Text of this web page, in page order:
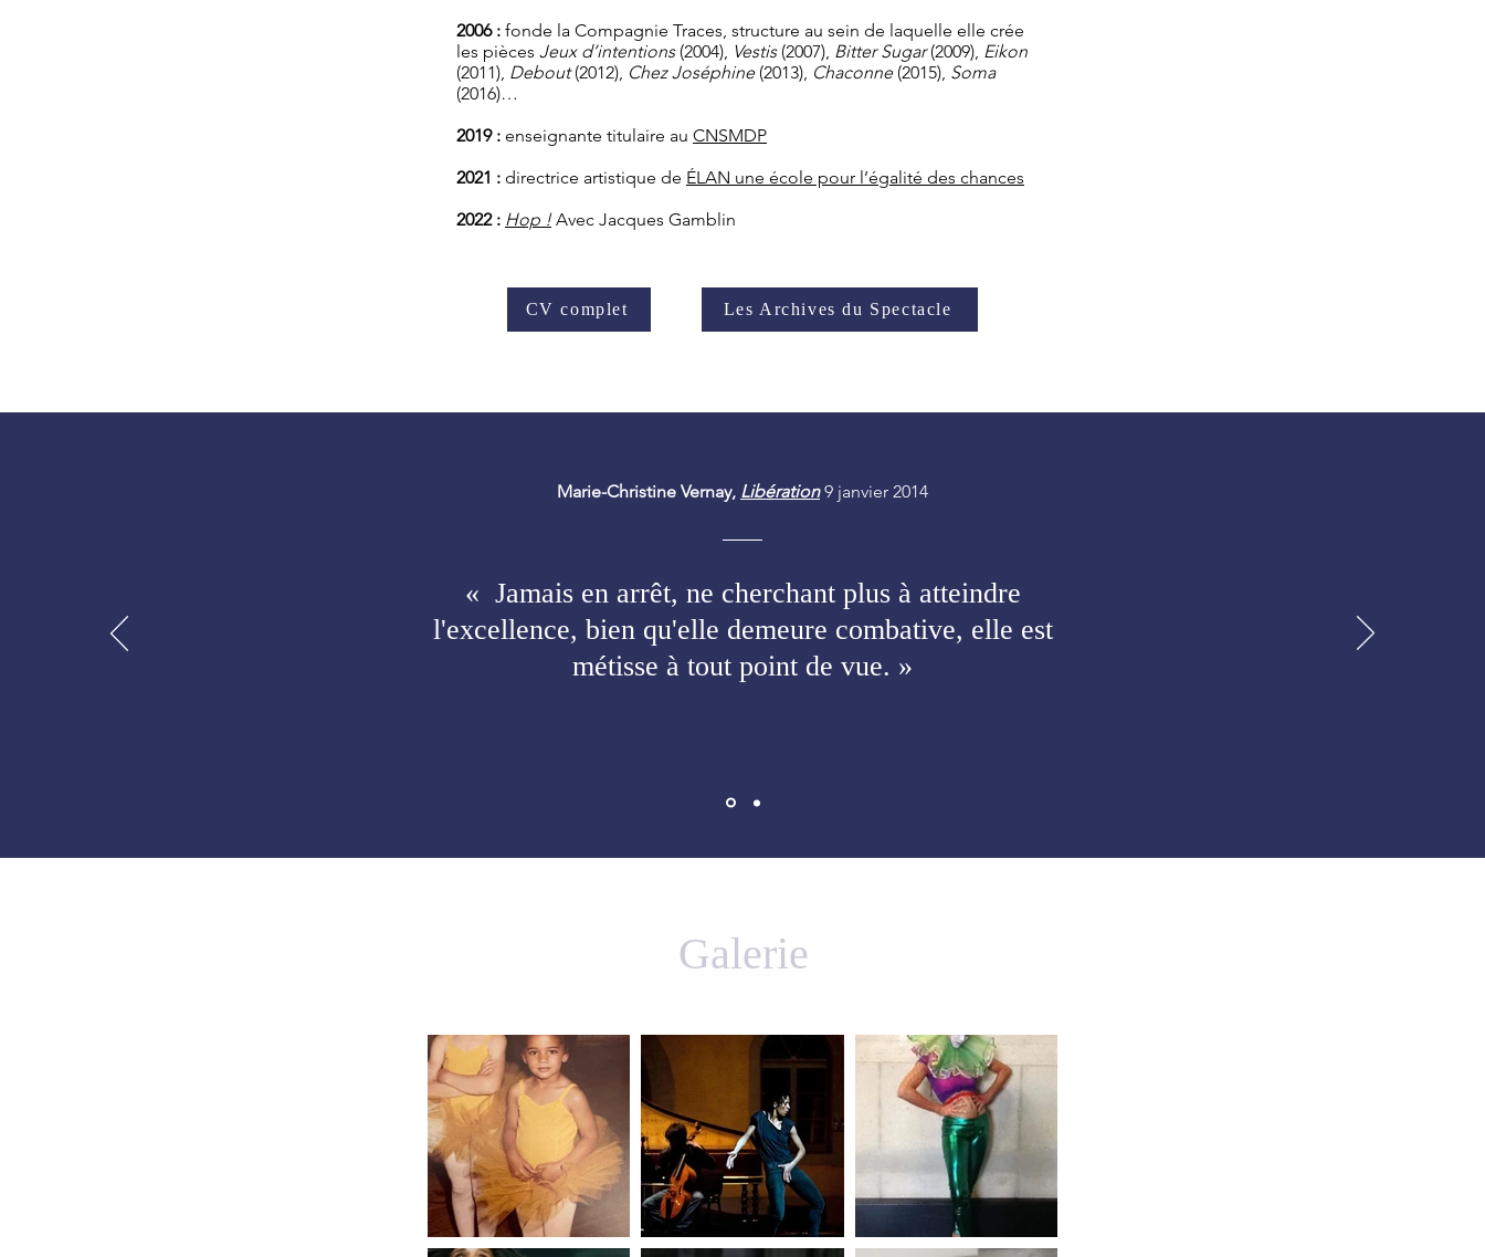
2006 : fonde la Compagnie Traces, structure au sein de laquelle elle crée
les pièces Jeux d’intentions(2004), Vestis(2007), Bitter Sugar(2009), Eikon
(2011), Debout(2012), Chez Joséphine(2013), Chaconne(2015), Soma
(2016)…
2019 : enseignante titulaire au CNSMDP
2021 : directrice artistique de ÉLAN une école pour l’égalité des chances
2022 : Hop ! Avec Jacques Gamblin
CV complet Les Archives du Spectacle
Marie-Christine Vernay, Libération9 janvier 2014
« Jamais en arrêt, ne cherchant plus à atteindre
l'excellence, bien qu'elle demeure combative, elle est
métisse à tout point de vue. »
Galerie